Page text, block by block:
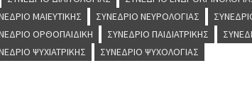
ΜΑΙΕΥΤΙΚΉΣ ΣΥΝΈΔΡΙΟ ΝΕΥΡΟΛΟΓΊΑΣ
ΟΡΘΟΠΑΙΔΙΚΉ ΣΥΝΈΔΡΙΟ ΠΑΙΔΙΑΤΡΙΚΉΣ
ΨΥΧΙΑΤΡΙΚΉΣ ΣΥΝΈΔΡΙΟ ΨΥΧΟΛΟΓΊΑΣ